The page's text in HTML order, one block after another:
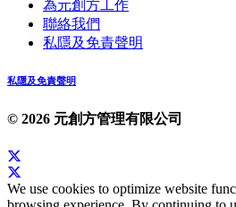
為元創方工作
聯絡我們
私隱及免責聲明
私隱及免責聲明
© 2026 元創方管理有限公司
We use cookies to optimize website